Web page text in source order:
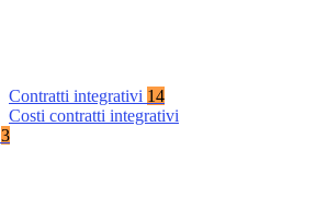
Contratti integrativi 14
Costi contratti integrativi
3